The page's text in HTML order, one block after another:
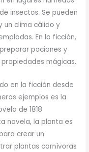
insectos. Se pueden
un clima cálido y
En la ficción,
pociones y
mágicas.
en la ficción desde
ejemplos es la
de 1818
novela, la planta es
crear un
plantas carnívoras